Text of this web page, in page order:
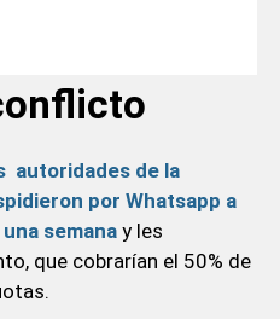
autoridades de la
por Whatsapp a
semana y les
que cobrarían el 50% de